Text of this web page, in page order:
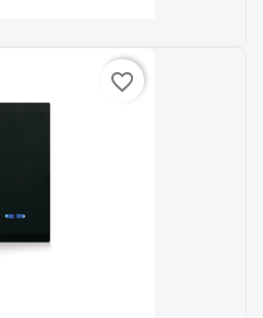
favorite_border